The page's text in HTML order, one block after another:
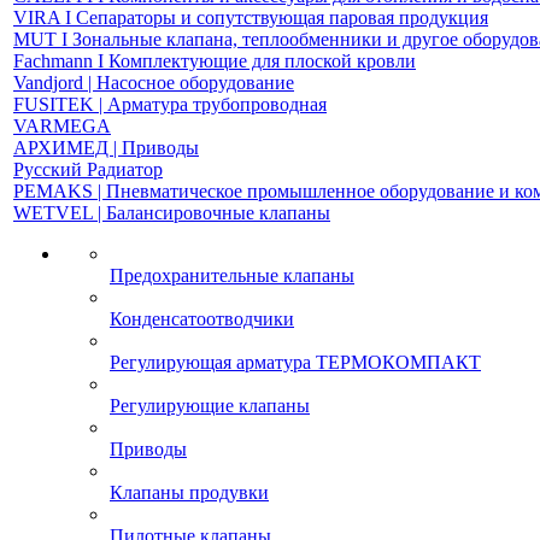
VIRA І Сепараторы и сопутствующая паровая продукция
MUT І Зональные клапана, теплообменники и другое
Fachmann І Комплектующие для плоской кровли
Vandjord | Насосное оборудование
FUSITEK | Арматура трубопроводная
VARMEGA
АРХИМЕД | Приводы
Русский Радиатор
PEMAKS | Пневматическое промышленное оборудование и
WETVEL | Балансировочные клапаны
Предохранительные клапаны
Конденсатоотводчики
Регулирующая арматура ТЕРМОКОМПАКТ
Регулирующие клапаны
Приводы
Клапаны продувки
Пилотные клапаны